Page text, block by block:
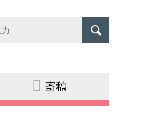
寄稿